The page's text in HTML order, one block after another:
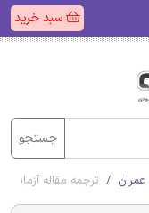
سبد خرید
جستجو
ترجمه مقاله